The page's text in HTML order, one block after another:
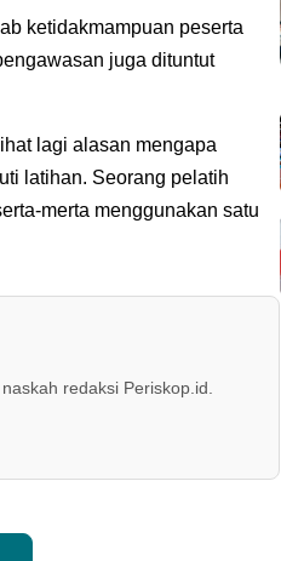
ketidakmampuan peserta
juga dituntut
lagi alasan mengapa
latihan. Seorang pelatih
merta menggunakan satu
redaksi Periskop.id.